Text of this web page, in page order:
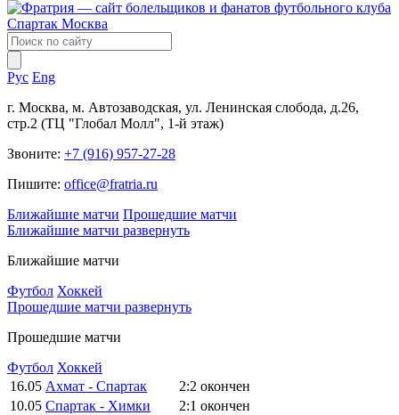
Рус Eng
г. Москва, м. Автозаводская, ул. Ленинская слобода, д.26,
стр.2 (ТЦ "Глобал Молл", 1-й этаж)
Звоните: +7 (916) 957-27-28
Пишите: office@fratria.ru
Ближайшие матчи Прошедшие матчи
Ближайшие матчи развернуть
Ближайшие матчи
Футбол Хоккей
Прошедшие матчи развернуть
Прошедшие матчи
Футбол Хоккей
16.05 Ахмат - Спартак 2:2 окончен
10.05 Спартак - Химки 2:1 окончен